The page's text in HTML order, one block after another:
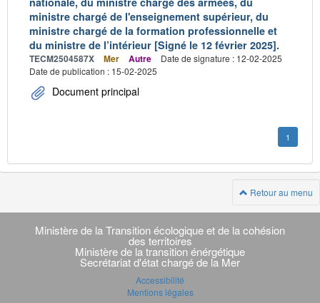
ministre chargé de l'enseignement supérieur, du
ministre chargé de la formation professionnelle et
du ministre de l’intérieur [Signé le 12 février 2025].
TECM2504587X Mer Autre
Date de signature : 12-02-2025
Date de publication : 15-02-2025
Document principal
1
Retour au menu
Navigation
transverse
Ministère de la Transition écologique et de la cohésion
des territoires
Ministère de la transition énérgétique
Secrétariat d'état chargé de la Mer
Accessibilité
Mentions légales